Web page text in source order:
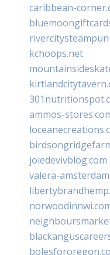
caribbean-
kchoops.net
ammos-
joiedevivblog.com
valera-